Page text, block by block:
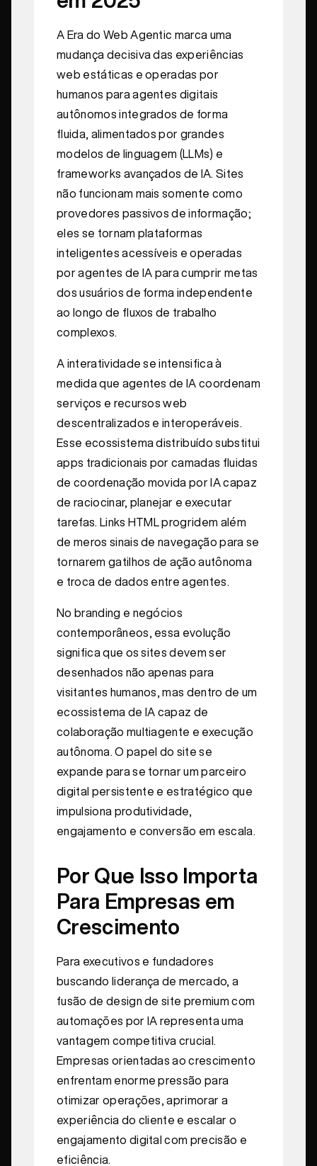
A Era do Web Agentic marca uma
mudança decisiva das experiências
web estáticas e operadas por
humanos para agentes digitais
autônomos integrados de forma
fluida, alimentados por grandes
modelos de linguagem (LLMs) e
frameworks avançados de IA. Sites
não funcionam mais somente como
provedores passivos de informação;
eles se tornam plataformas
inteligentes acessíveis e operadas
por agentes de IA para cumprir metas
dos usuários de forma independente
ao longo de fluxos de trabalho
complexos.
A interatividade se intensifica à
medida que agentes de IA coordenam
serviços e recursos web
descentralizados e interoperáveis.
Esse ecossistema distribuído substitui
apps tradicionais por camadas fluidas
de coordenação movida por IA capaz
de raciocinar, planejar e executar
tarefas. Links HTML progridem além
de meros sinais de navegação para se
tornarem gatilhos de ação autônoma
e troca de dados entre agentes.
No branding e negócios
contemporâneos, essa evolução
significa que os sites devem ser
desenhados não apenas para
visitantes humanos, mas dentro de um
ecossistema de IA capaz de
colaboração multiagente e execução
autônoma. O papel do site se
expande para se tornar um parceiro
digital persistente e estratégico que
impulsiona produtividade,
engajamento e conversão em escala.
Por Que Isso Importa
Para Empresas em
Crescimento
Para executivos e fundadores
buscando liderança de mercado, a
fusão de design de site premium com
automações por IA representa uma
vantagem competitiva crucial.
Empresas orientadas ao crescimento
enfrentam enorme pressão para
otimizar operações, aprimorar a
experiência do cliente e escalar o
engajamento digital com precisão e
eficiência.